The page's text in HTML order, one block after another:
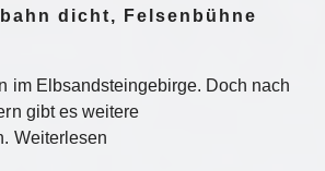
dicht, Felsenbühne
im Elbsandsteingebirge. Doch nach
gibt es weitere
Weiterlesen